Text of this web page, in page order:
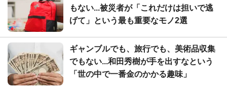
もない...被災者が「これだけは担いで逃
げて」という最も重要なモノ2選
ギャンブルでも、旅行でも、美術品収集
でもない...和田秀樹が手を出すなという
「世の中で一番金のかかる趣味」